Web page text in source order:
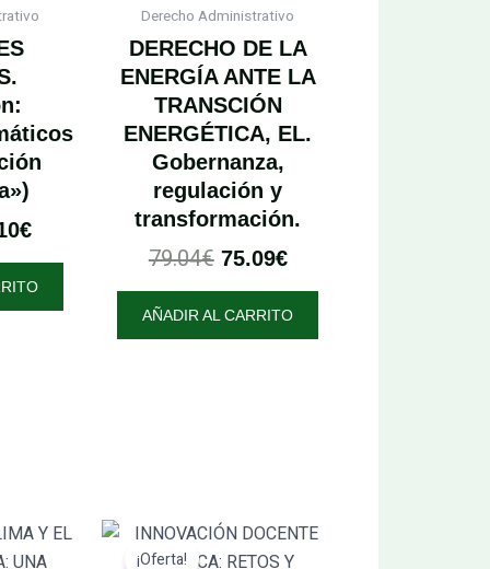
€
Derecho Administrativo
DERECHO DE LA
ENERGÍA ANTE LA
TRANSCIÓN
ENERGÉTICA, EL.
Gobernanza,
regulación y
transformación.
79.04€
79.04€.
75.09€
AÑADIR AL CARRITO
El
precio
¡Oferta!
El
precio
El
precio